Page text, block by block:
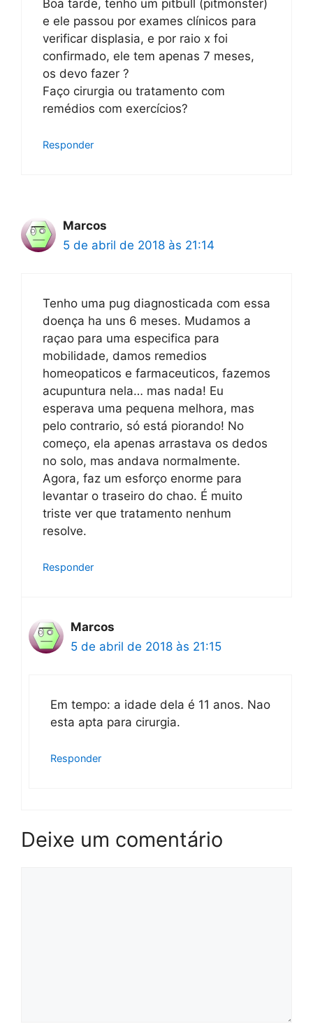
Boa tarde, tenho um pitbull (pitmonster)
e ele passou por exames clínicos para
verificar displasia, e por raio x foi
confirmado, ele tem apenas 7 meses,
os devo fazer ?
Faço cirurgia ou tratamento com
remédios com exercícios?
Responder
Marcos
5 de abril de 2018 às 21:14
Tenho uma pug diagnosticada com essa
doença ha uns 6 meses. Mudamos a
raçao para uma especifica para
mobilidade, damos remedios
homeopaticos e farmaceuticos, fazemos
acupuntura nela… mas nada! Eu
esperava uma pequena melhora, mas
pelo contrario, só está piorando! No
começo, ela apenas arrastava os dedos
no solo, mas andava normalmente.
Agora, faz um esforço enorme para
levantar o traseiro do chao. É muito
triste ver que tratamento nenhum
resolve.
Responder
Marcos
5 de abril de 2018 às 21:15
Em tempo: a idade dela é 11 anos. Nao
esta apta para cirurgia.
Responder
Deixe um comentário